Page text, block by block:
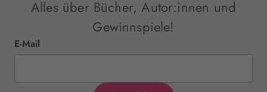
Alles über Bücher, Autor:innen und
Gewinnspiele!
E-Mail